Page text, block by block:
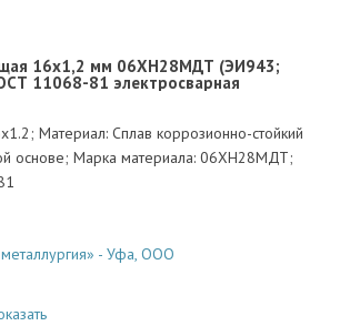
16х1,2 мм 06ХН28МДТ (ЭИ943;
11068-81 электросварная
Материал: Сплав коррозионно-стойкий
основе; Марка материала: 06ХН28МДТ;
- Уфа, ООО
47